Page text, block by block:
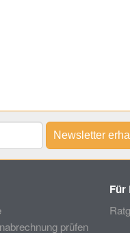
prüfen
Für